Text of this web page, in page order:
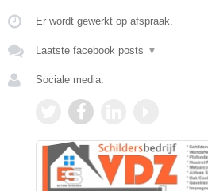
Er wordt gewerkt op afspraak.
Laatste facebook posts ▼
Sociale media: